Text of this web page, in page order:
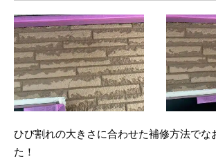
ひび割れの大きさに合わせた補修方法でな
た！